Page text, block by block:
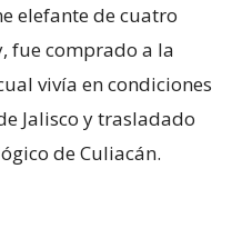
elefante de cuatro
fue comprado a la
vivía en condiciones
Jalisco y trasladado
de Culiacán.